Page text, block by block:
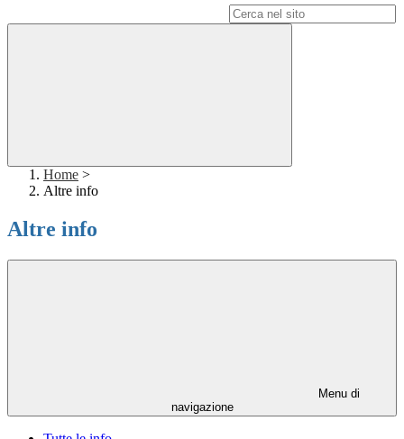
Home >
Altre info
Altre info
Menu di
navigazione